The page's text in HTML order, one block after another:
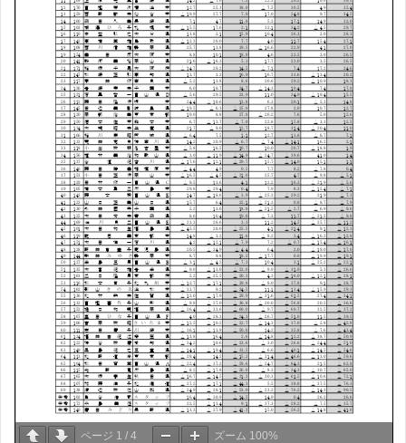
ページ 1 / 4 ズーム 100%